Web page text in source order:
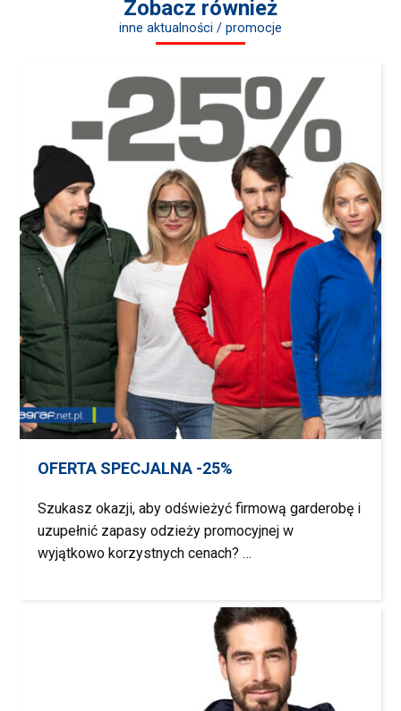
Zobacz również
inne aktualności / promocje
OFERTA SPECJALNA -25%
Szukasz okazji, aby odświeżyć firmową garderobę i
uzupełnić zapasy odzieży promocyjnej w
wyjątkowo korzystnych cenach? …